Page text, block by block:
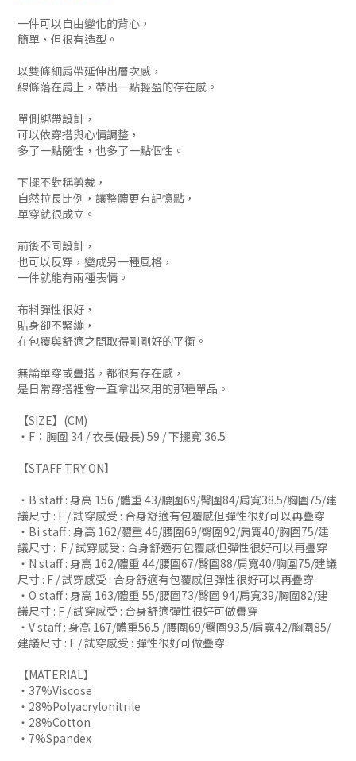
一件可以自由變化的背心，
簡單，但很有造型。
以雙條細肩帶延伸出層次感，
線條落在肩上，帶出一點輕盈的存在感。
單側綁帶設計，
可以依穿搭與心情調整，
多了一點隨性，也多了一點個性。
下擺不對稱剪裁，
自然拉長比例，讓整體更有記憶點，
單穿就很成立。
前後不同設計，
也可以反穿，變成另一種風格，
一件就能有兩種表情。
布料彈性很好，
貼身卻不緊繃，
在包覆與舒適之間取得剛剛好的平衡。
無論單穿或疊搭，都很有存在感，
是日常穿搭裡會一直拿出來用的那種單品。
【SIZE】(CM)
・F：胸圍 34 / 衣長(最長) 59 / 下擺寬 36.5
【STAFF TRY ON】
・B staff : 身高 156 /體重 43/腰圍69/臀圍84/肩寬38.5/胸圍75/建
議尺寸 : F / 試穿感受 : 合身舒適有包覆感但彈性很好可以再疊穿
・Bi staff : 身高 162/體重 46/腰圍69/臀圍92/肩寬40/胸圍75/建
議尺寸 : F / 試穿感受 : 合身舒適有包覆感但彈性很好可以再疊穿
・N staff : 身高 162/體重 44/腰圍67/臀圍88/肩寬40/胸圍75/建議
尺寸 : F / 試穿感受 : 合身舒適有包覆感但彈性很好可以再疊穿
・O staff : 身高 163/體重 55/腰圍73/臀圍 94/肩寬39/胸圍82/建
議尺寸 : F / 試穿感受 : 合身舒適彈性很好可做疊穿
・V staff : 身高 167/體重56.5 /腰圍69/臀圍93.5/肩寬42/胸圍85/
建議尺寸 : F / 試穿感受 : 彈性很好可做疊穿
【MATERIAL】
・37%Viscose
・28%Polyacrylonitrile
・28%Cotton
・7%Spandex